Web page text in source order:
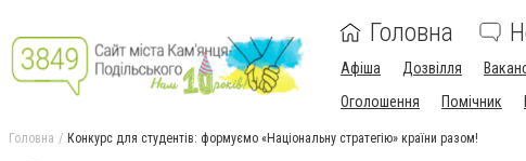
Головна
Афіша Дозвілля
Оголошення
Помічник
Головна Конкурс для студентів: формуємо «Національну стратегію» країни разом!